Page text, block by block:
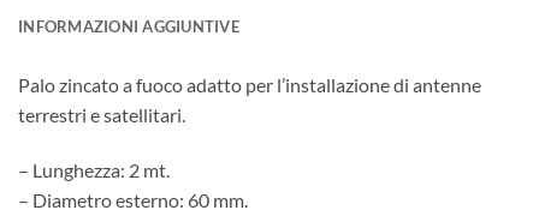
INFORMAZIONI AGGIUNTIVE
Palo zincato a fuoco adatto per l’installazione di antenne
terrestri e satellitari.
– Lunghezza: 2 mt.
– Diametro esterno: 60 mm.